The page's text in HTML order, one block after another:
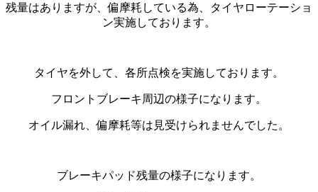
残量はありますが、偏摩耗している為、タイヤローテーショ
ン実施しております。
タイヤを外して、各所点検を実施しております。
フロントブレーキ周辺の様子になります。
オイル漏れ、偏摩耗等は見受けられませんでした。
ブレーキパッド残量の様子になります。